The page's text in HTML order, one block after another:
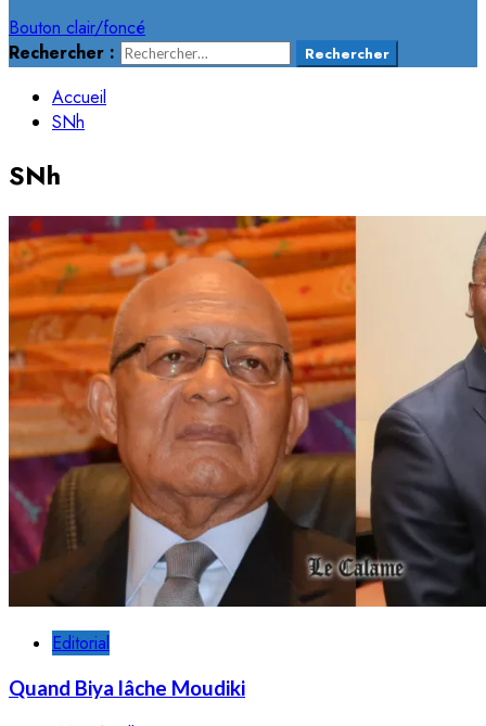
Bouton clair/foncé
Rechercher :
Accueil
SNh
SNh
Editorial
Quand Biya lâche Moudiki